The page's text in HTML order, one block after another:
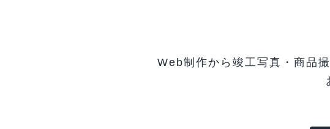
Web制作から竣工写真・商品撮